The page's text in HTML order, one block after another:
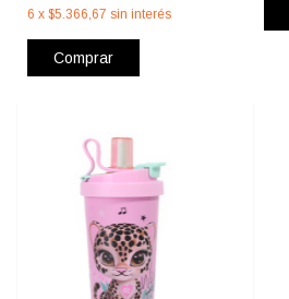
6 x $5.366,67 sin interés
Comprar